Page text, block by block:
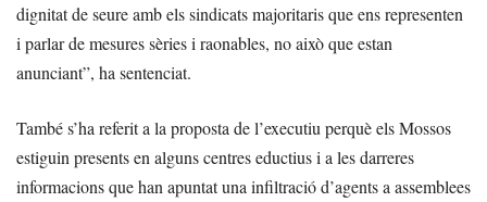
dignitat de seure amb els sindicats majoritaris que ens representen
i parlar de mesures sèries i raonables, no això que estan
anunciant”, ha sentenciat.
També s’ha referit a la proposta de l’executiu perquè els Mossos
estiguin presents en alguns centres eductius i a les darreres
informacions que han apuntat una infiltració d’agents a assemblees